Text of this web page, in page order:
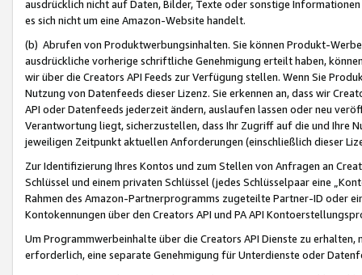
ausdrücklich nicht auf Daten, Bilder, Texte oder sonstige
es sich nicht um eine Amazon-Website handelt.
(b) Abrufen von Produktwerbungsinhalten. Sie können Produkt-
ausdrückliche vorherige schriftliche Genehmigung erteilt haben,
wir über die Creators API Feeds zur Verfügung stellen. Wenn Sie
Nutzung von Datenfeeds dieser Lizenz. Sie erkennen an, dass wir
API oder Datenfeeds jederzeit ändern, auslaufen lassen oder neu
Verantwortung liegt, sicherzustellen, dass Ihr Zugriff auf die und Ihre
jeweiligen Zeitpunkt aktuellen Anforderungen (einschließlich dieser
Zur Identifizierung Ihres Kontos und zum Stellen von Anfragen an
Schlüssel und einem privaten Schlüssel (jedes Schlüsselpaar eine
Rahmen des Amazon-Partnerprogramms zugeteilte Partner-ID oder
Kontokennungen über den Creators API und PA API
Um Programmwerbeinhalte über die Creators API Dienste zu
erforderlich, eine separate Genehmigung für Unterdienste oder